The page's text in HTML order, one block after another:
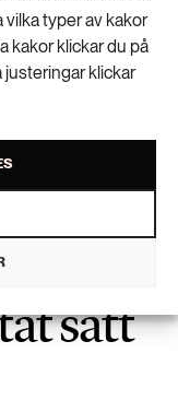
vilka typer av kakor
kakor klickar du på
justeringar klickar
bensin som ett
sätt